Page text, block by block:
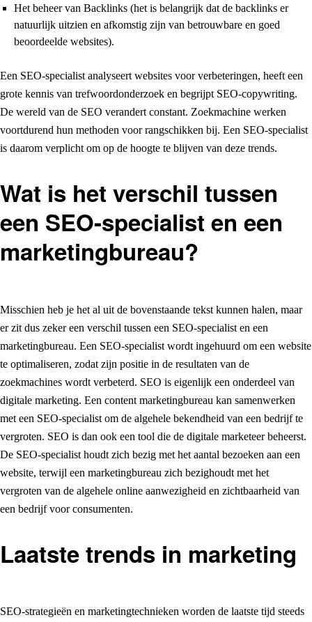
Het beheer van Backlinks (het is belangrijk dat de backlinks er
natuurlijk uitzien en afkomstig zijn van betrouwbare en goed
beoordeelde websites).
Een SEO-specialist analyseert websites voor verbeteringen, heeft een
grote kennis van trefwoordonderzoek en begrijpt SEO-copywriting.
De wereld van de SEO verandert constant. Zoekmachine werken
voortdurend hun methoden voor rangschikken bij. Een SEO-specialist
is daarom verplicht om op de hoogte te blijven van deze trends.
Wat is het verschil tussen
een SEO-specialist en een
marketingbureau?
Misschien heb je het al uit de bovenstaande tekst kunnen halen, maar
er zit dus zeker een verschil tussen een SEO-specialist en een
marketingbureau. Een SEO-specialist wordt ingehuurd om een website
te optimaliseren, zodat zijn positie in de resultaten van de
zoekmachines wordt verbeterd. SEO is eigenlijk een onderdeel van
digitale marketing. Een content marketingbureau kan samenwerken
met een SEO-specialist om de algehele bekendheid van een bedrijf te
vergroten. SEO is dan ook een tool die de digitale marketeer beheerst.
De SEO-specialist houdt zich bezig met het aantal bezoeken aan een
website, terwijl een marketingbureau zich bezighoudt met het
vergroten van de algehele online aanwezigheid en zichtbaarheid van
een bedrijf voor consumenten.
Laatste trends in marketing
SEO-strategieën en marketingtechnieken worden de laatste tijd steeds